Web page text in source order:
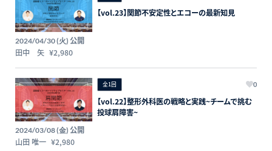
【vol.23】関節不安定性とエコーの最新知見
2024/04/30 (火) 公開
田中 矢 ¥2,980
全1回 0
【vol.22】整形外科医の戦略と実践~チームで挑む
投球肩障害~
2024/03/08 (金) 公開
山田 唯一 ¥2,980